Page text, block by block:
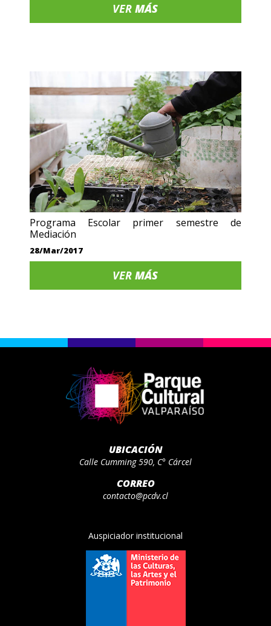
VERMÁS
Programa Escolar primer semestre de
Mediación
28/Mar/2017
VERMÁS
UBICACIÓN
Calle Cumming 590, C° Cárcel
CORREO
contacto@pcdv.cl
Auspiciador institucional